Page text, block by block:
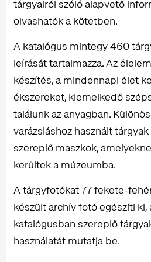
tárgyairól szóló alapvető
olvashatók a kötetben.
A katalógus mintegy 460
leírását tartalmazza. Az
készítés, a mindennapi élet
ékszereket, kiemelkedő
találunk az anyagban.
varázsláshoz használt
szereplő maszkok,
kerültek a múzeumba.
A tárgyfotókat 77 fekete-
készült archív fotó egészíti ki,
katalógusban szereplő
használatát mutatja be.